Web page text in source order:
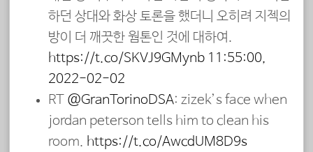
하던 상대와 화상 토론을 했더니 오히려 지젝의
방이 더 깨끗한 웜톤인 것에 대하여.
https://t.co/SKVJ9GMynb 11:55:00,
2022-02-02
RT @GranTorinoDSA: zizek’s face when
jordan peterson tells him to clean his
room. https://t.co/AwcdUM8D9s